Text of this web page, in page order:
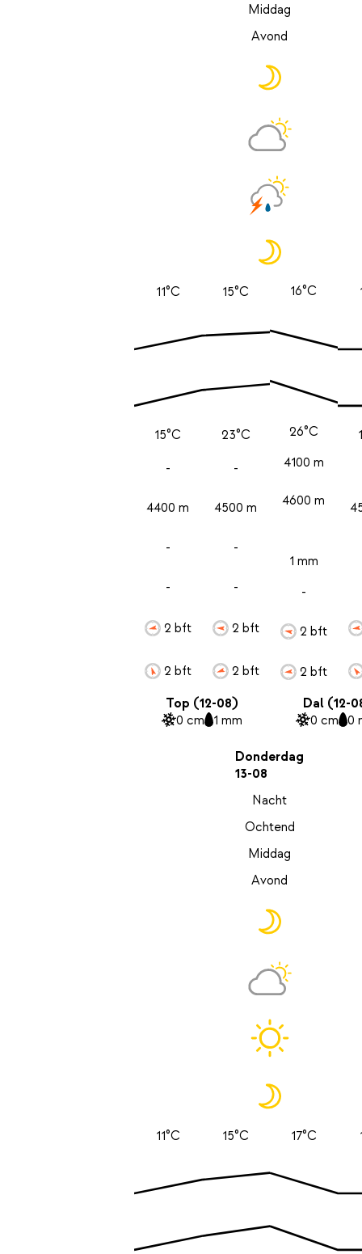
Middag
Avond
11°C
15°C
-
4400 m
-
-
2 bft
2 bft
15°C
23°C
-
4500 m
-
-
2 bft
2 bft
16°C
26°C
4100 m
4600 m
1 mm
-
2 bft
2 bft
Top (12-08)
0 cm 1 mm
Dal (12-
0 cm 0
Donderdag
13-08
Nacht
Ochtend
Middag
Avond
11°C 15°C 17°C